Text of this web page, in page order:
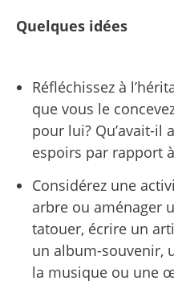
Quelques idées
Réfléchissez à
que vous le
pour lui? Qu’avait-il
espoirs par rapport
Considérez une
arbre ou aménager
tatouer, écrire un
un album-souvenir,
la musique ou une